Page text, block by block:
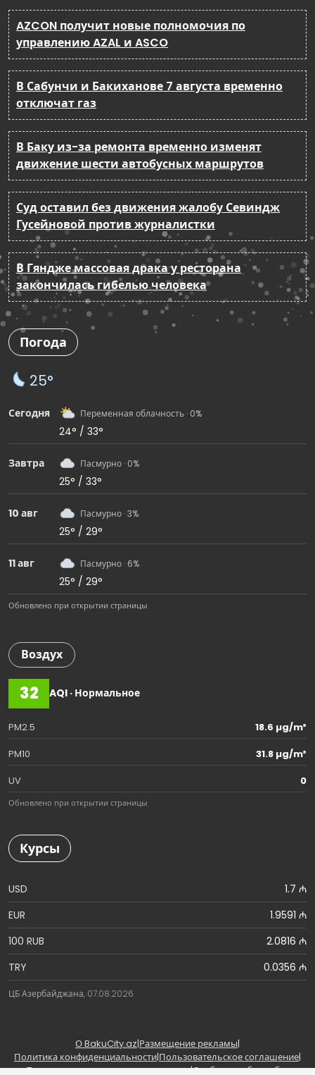
AZCON получит новые полномочия по
управлению AZAL и ASCO
В Сабунчи и Бакиханове 7 августа временно
отключат газ
В Баку из-за ремонта временно изменят
движение шести автобусных маршрутов
Суд оставил без движения жалобу Севиндж
Гусейновой против журналистки
В Гяндже массовая драка у ресторана
закончилась гибелью человека
Погода
25°
Сегодня Переменная облачность · 0%
24° / 33°
Завтра Пасмурно · 0%
25° / 33°
10 авг Пасмурно · 3%
25° / 29°
11 авг Пасмурно · 6%
25° / 29°
Обновлено при открытии страницы
Воздух
32 AQI · Нормальное
PM2.5
18.6 µg/m³
PM10
31.8 µg/m³
UV
0
Обновлено при открытии страницы
Курсы
USD
1.7 ₼
EUR
1.9591 ₼
100 RUB
2.0816 ₼
TRY
0.0356 ₼
ЦБ Азербайджана, 07.08.2026
О BakuCity.az|Размещение рекламы|
Политика конфиденциальности|Пользовательское соглашение|
Правила использования материалов|Сообщить об ошибке